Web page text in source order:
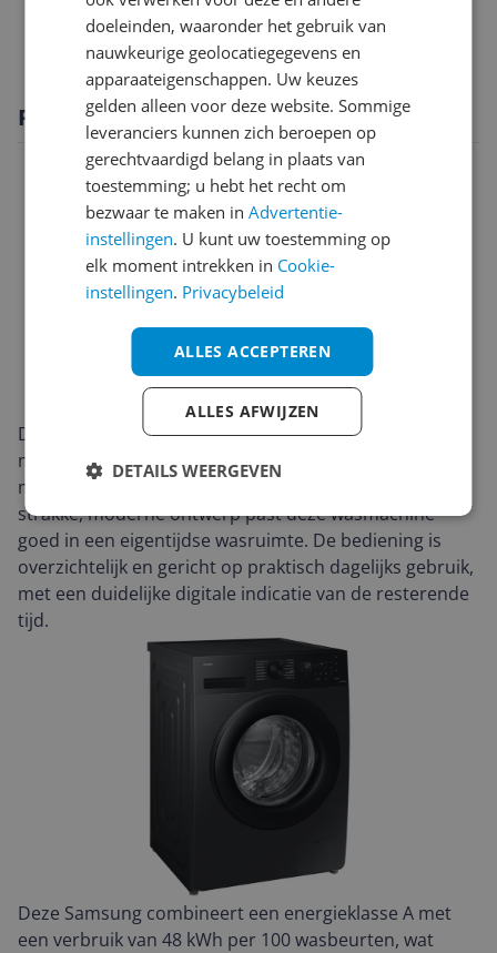
Waskenmerken
Productomschrijving
De Samsung WW11DG5B25AB / 5000 is een voorlader
met een ruime capaciteit van 11 kg, waardoor je
moeiteloos grotere wasbeurten draait. Dankzij het
strakke, moderne ontwerp past deze wasmachine
goed in een eigentijdse wasruimte. De bediening is
overzichtelijk en gericht op praktisch dagelijks gebruik,
met een duidelijke digitale indicatie van de resterende
tijd.
Deze Samsung combineert een energieklasse A met
een verbruik van 48 kWh per 100 wasbeurten, wat
doeleinden, waaronder het gebruik van
nauwkeurige geolocatiegegevens en
apparaateigenschappen. Uw keuzes
gelden alleen voor deze website. Sommige
leveranciers kunnen zich beroepen op
gerechtvaardigd belang in plaats van
toestemming; u hebt het recht om
bezwaar te maken inAdvertentie-
instellingen. U kunt uw toestemming op
elk moment intrekken in Cookie-
instellingen. Privacybeleid
ALLES ACCEPTEREN
ALLES AFWIJZEN
DETAILS WEERGEVEN